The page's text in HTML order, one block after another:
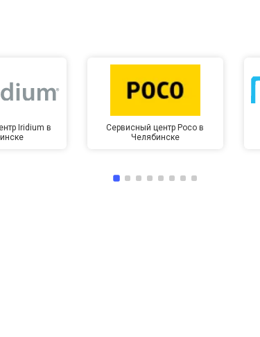
Iridium в
Сервисный центр Poco в
Челябинске